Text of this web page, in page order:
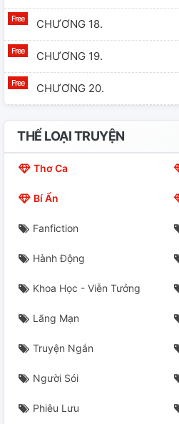
CHƯƠNG 18.
CHƯƠNG 19.
CHƯƠNG 20.
CHƯƠNG 21.
CHƯƠNG 22.
CHƯƠNG 26.
CHƯƠNG 27.
CHƯƠNG 28.
CHƯƠNG 29.
CHƯƠNG 30.
THỂ LOẠI TRUYỆN
Thơ Ca
Bí Ẩn
Fanfiction
Hành Động
Khoa Học - Viễn Tưởng
Lãng Mạn
Truyện Ngắn
Người Sói
Phiêu Lưu